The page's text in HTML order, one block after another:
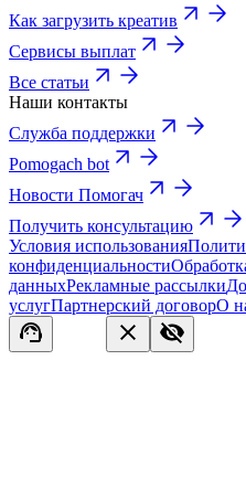
Как загрузить креатив
Сервисы выплат
Все статьи
Наши контакты
Служба поддержки
Pomogach bot
Новости Помогач
Получить консультацию
Условия использования
конфиденциальности
данныхРекламные рассылки
услугПартнерский договорО